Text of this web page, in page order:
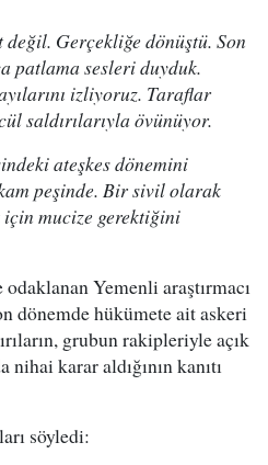
Gerçekliğe dönüştü. Son
patlama sesleri duyduk.
izliyoruz. Taraflar
saldırılarıyla övünüyor.
ateşkes dönemini
peşinde. Bir sivil olarak
için mucize gerektiğini
Yemenli araştırmacı
dönemde hükümete ait askeri
grubun rakipleriyle açık
nihai karar aldığının kanıtı
söyledi: